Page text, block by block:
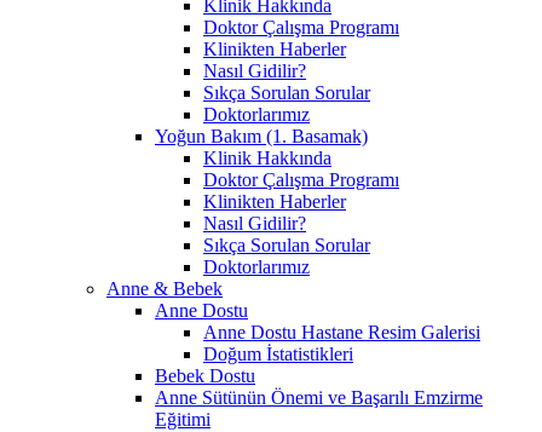
Klinik Hakkında
Doktor Çalışma Programı
Klinikten Haberler
Nasıl Gidilir?
Sıkça Sorulan Sorular
Doktorlarımız
Yoğun Bakım (1. Basamak)
Klinik Hakkında
Doktor Çalışma Programı
Klinikten Haberler
Nasıl Gidilir?
Sıkça Sorulan Sorular
Doktorlarımız
Anne & Bebek
Anne Dostu
Anne Dostu Hastane Resim Galerisi
Doğum İstatistikleri
Bebek Dostu
Anne Sütünün Önemi ve Başarılı Emzirme
Eğitimi